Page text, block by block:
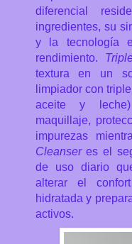
diferencial
ingredientes, su
y la tecnología
rendimiento.
textura en un
limpiador con
aceite y
maquillaje,
impurezas
Cleanseres el
de uso diario
alterar el
hidratada y
activos.